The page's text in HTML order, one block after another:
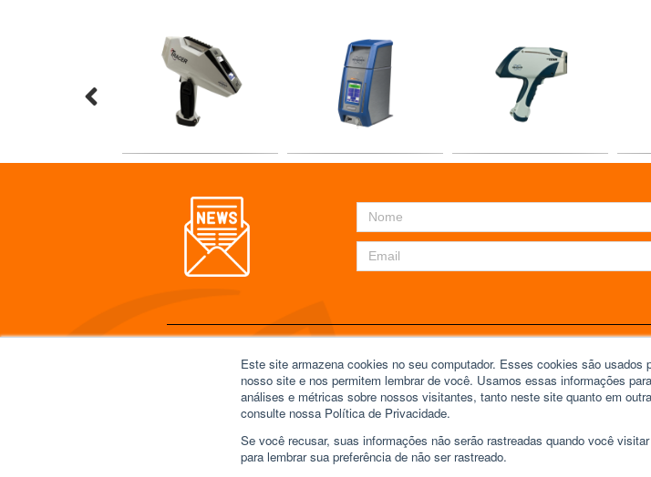
Este site armazena cookies no seu computador. Esses cookies são
nosso site e nos permitem lembrar de você. Usamos essas informações
análises e métricas sobre nossos visitantes, tanto neste site quanto em
consulte nossa Política de Privacidade.
Se você recusar, suas informações não serão rastreadas quando você
para lembrar sua preferência de não ser rastreado.
FALE CONOSCO
+55 11 3641-3399
Condomínio Villa Lobos Office Park - Av. Queiroz Filho,
1700 - Escritório Vila 41 - Vila Hamburguesa, São